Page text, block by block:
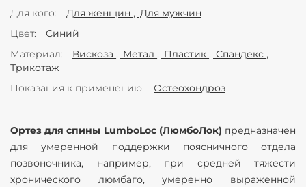
Для кого
Для женщин
Для мужчин
Цвет
Синий
Материал
Вискоза Метал Пластик
Спандекс
Трикотаж
Показания к применению
Остеохондроз
Ортез для спины LumboLoc (ЛюмбоЛок) предназначен
для умеренной поддержки поясничного отдела
позвоночника, например, при средней тяжести
хронического люмбаго, умеренно выраженной